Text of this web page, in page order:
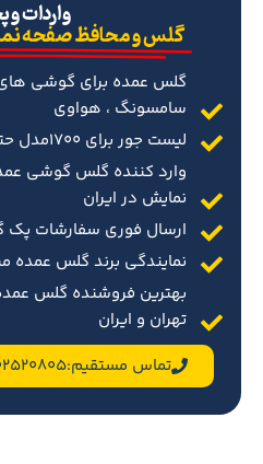
‌واردات
گلس و محافظ صفحه
گلس عمده برای گوشی های
سامسونگ ، هواوی
لیست جور برای 1700مدل حتی مدل های جدید
وارد کننده گلس گوشی
نمایش در ایران
ارسال فوری سفارشات
نمایندگی برند گلس عمده
بهترین فروشنده گلس
تهران و ایران
تماس مستقیم:09102520805